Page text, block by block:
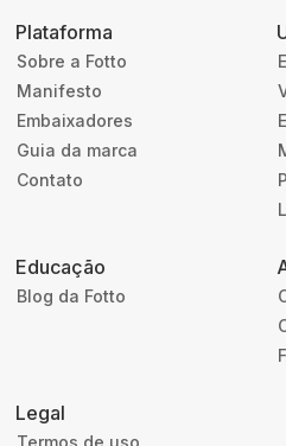
Plataforma
Sobre a Fotto
Manifesto
Embaixadores
Guia da marca
Contato
Educação
Blog da Fotto
Legal
Termos de uso